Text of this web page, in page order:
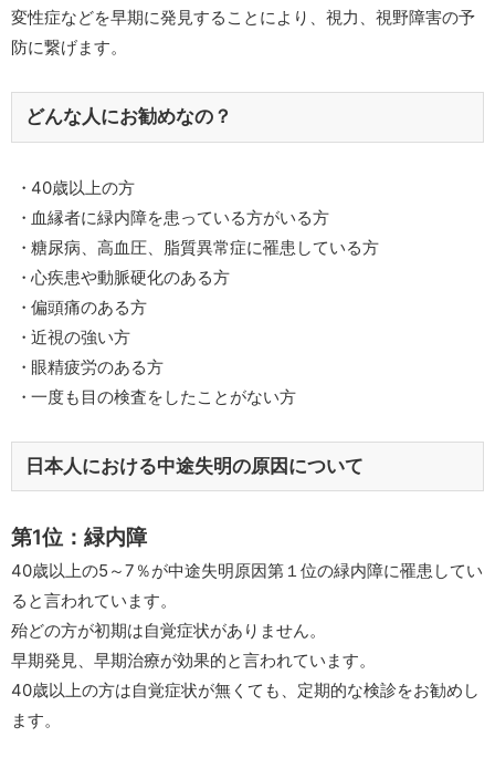
変性症などを早期に発見することにより、視力、視野障害の予
防に繋げます。
どんな人にお勧めなの？
40歳以上の方
血縁者に緑内障を患っている方がいる方
糖尿病、高血圧、脂質異常症に罹患している方
心疾患や動脈硬化のある方
偏頭痛のある方
近視の強い方
眼精疲労のある方
一度も目の検査をしたことがない方
日本人における中途失明の原因について
第1位：緑内障
40歳以上の5～7％が中途失明原因第１位の緑内障に罹患してい
ると言われています。
殆どの方が初期は自覚症状がありません。
早期発見、早期治療が効果的と言われています。
40歳以上の方は自覚症状が無くても、定期的な検診をお勧めし
ます。